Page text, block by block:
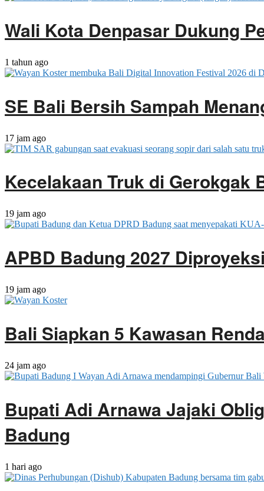
Wali Kota Denpasar Dukung
1 tahun ago
SE Bali Bersih Sampah
17 jam ago
Kecelakaan Truk di Gerokgak
19 jam ago
APBD Badung 2027
19 jam ago
Bali Siapkan 5 Kawasan
24 jam ago
Bupati Adi Arnawa Jajaki
Badung
1 hari ago